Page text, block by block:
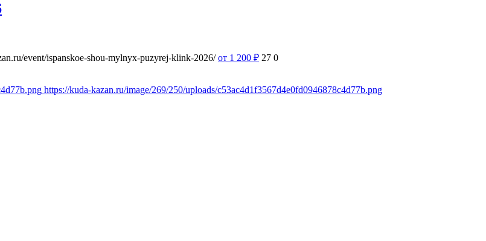
event/ispanskoe-shou-mylnyx-puzyrej-klink-2026/ от 1 200 ₽ 27 0
https://kuda-kazan.ru/image/269/250/uploads/c53ac4d1f3567d4e0fd0946878c4d77b.png